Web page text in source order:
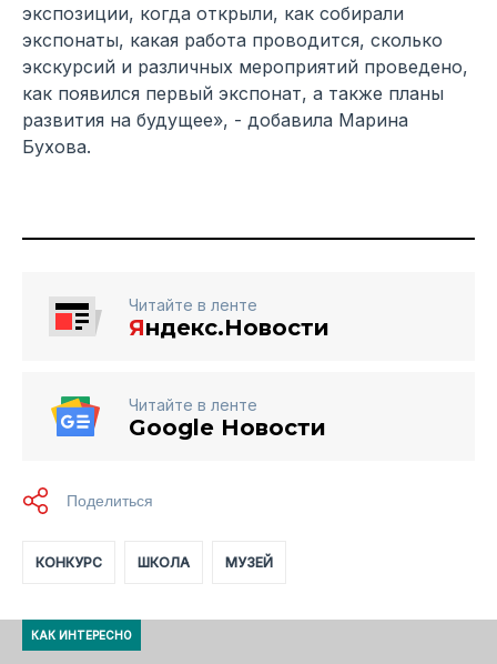
экспозиции, когда открыли, как собирали
экспонаты, какая работа проводится, сколько
экскурсий и различных мероприятий проведено,
как появился первый экспонат, а также планы
развития на будущее», - добавила Марина
Бухова.
Читайте в ленте
Яндекс.Новости
Читайте в ленте
Google Новости
КОНКУРС ШКОЛА МУЗЕЙ
КАК ИНТЕРЕСНО